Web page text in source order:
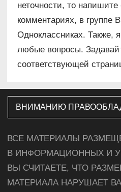
неточности, то напишите
комментариях, в группе
Одноклассниках. Также,
любые вопросы.
соответствующей
ВНИМАНИЮ
ВСЕ МАТЕРИАЛЫ
В ИНФОРМАЦИОННЫХ И
ВЫ СЧИТАЕТЕ, ЧТО
МАТЕРИАЛА НАРУШАЕТ